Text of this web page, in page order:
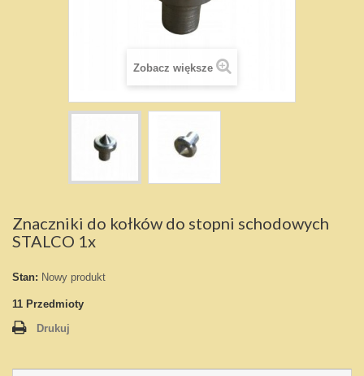
Zobacz większe
Znaczniki do kołków do stopni schodowych
STALCO 1x
Stan: Nowy produkt
11 Przedmioty
Drukuj